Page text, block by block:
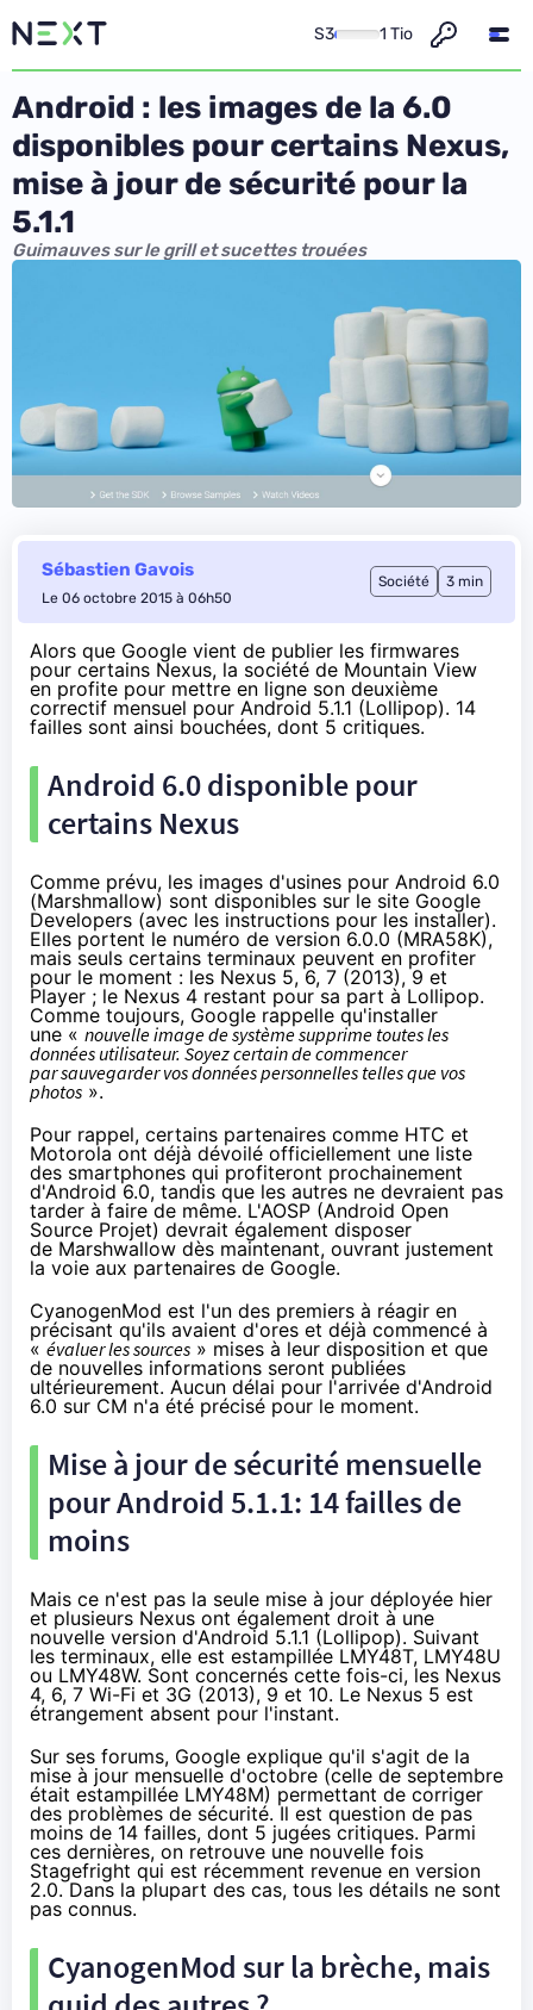
S3 1 Tio
Android : les images de la 6.0
disponibles pour certains Nexus,
mise à jour de sécurité pour la
5.1.1
Guimauves sur le grill et sucettes trouées
Sébastien Gavois
Le 06 octobre 2015 à 06h50
Société 3 min
Alors que Google vient de publier les firmwares
pour certains Nexus, la société de Mountain View
en profite pour mettre en ligne son deuxième
correctif mensuel pour Android 5.1.1 (Lollipop). 14
failles sont ainsi bouchées, dont 5 critiques.
Android 6.0 disponible pour
certains Nexus
Comme prévu, les images d'usines pour Android 6.0
(Marshmallow) sont disponibles sur le site Google
Developers (avec les instructions pour les installer).
Elles portent le numéro de version 6.0.0 (MRA58K),
mais seuls certains terminaux peuvent en profiter
pour le moment : les Nexus 5, 6, 7 (2013), 9 et
Player ; le Nexus 4 restant pour sa part àLollipop.
Comme toujours, Google rappelle qu'installer
une « nouvelle image de système supprime toutes les
données utilisateur. Soyez certain de commencer
par sauvegarder vos données personnelles telles que vos
photos ».
Pour rappel, certains partenaires comme HTC et
Motorola ont déjà dévoilé officiellement une liste
des smartphones qui profiteront prochainement
d'Android 6.0, tandis que les autres ne devraient pas
tarder à faire de même. L'AOSP (Android Open
Source Projet) devrait également disposer
de Marshwallow dès maintenant, ouvrant justement
la voie aux partenaires de Google.
CyanogenMod est l'un des premiers à réagir en
précisant qu'ils avaient d'ores et déjà commencé à
« évaluer les sources » mises à leur disposition et que
de nouvelles informations seront publiées
ultérieurement. Aucun délai pour l'arrivée d'Android
6.0 sur CM n'a été précisé pour le moment.
Mise à jour de sécurité mensuelle
pour Android 5.1.1: 14 failles de
moins
Mais ce n'est pas la seule mise à jour déployée hier
et plusieurs Nexus ont également droit à une
nouvelle version d'Android 5.1.1 (Lollipop). Suivant
les terminaux, elle est estampillée LMY48T, LMY48U
ou LMY48W. Sont concernés cette fois-ci, les Nexus
4, 6, 7 Wi-Fi et 3G (2013), 9 et 10. Le Nexus 5 est
étrangement absent pour l'instant.
Sur ses forums, Google explique qu'il s'agit de la
mise à jour mensuelle d'octobre (celle de septembre
était estampillée LMY48M) permettant de corriger
des problèmes de sécurité. Il est question de pas
moins de 14 failles, dont 5 jugées critiques. Parmi
ces dernières, on retrouve une nouvelle fois
Stagefright qui est récemment revenue en version
2.0. Dans la plupart des cas, tous les détails ne sont
pas connus.
CyanogenMod sur la brèche, mais